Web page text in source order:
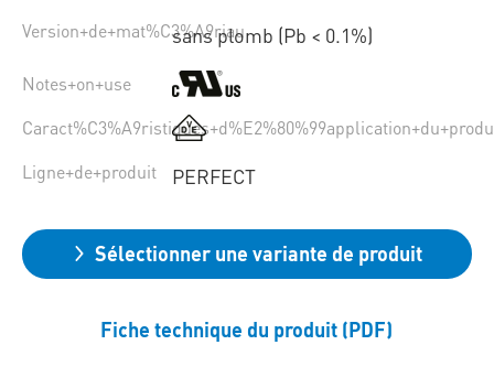
Version+de+mat%C3%A9riausans plomb (Pb < 0.1%)
Notes+on+use
Ligne+de+produit
PERFECT
Sélectionner une variante de produit
Fiche technique du produit (PDF)